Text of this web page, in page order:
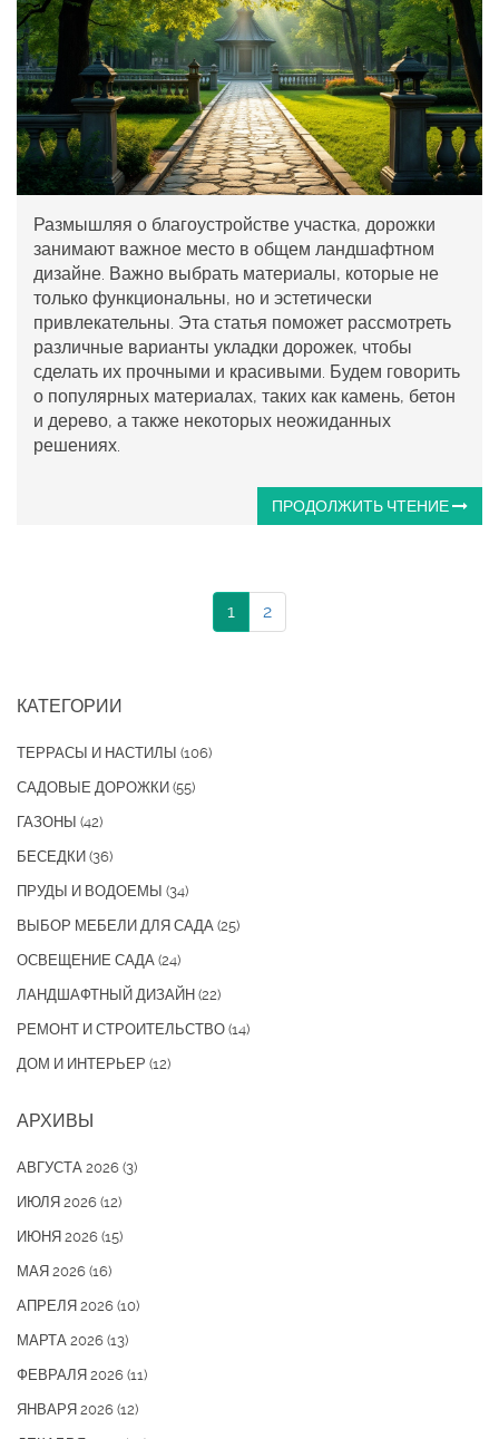
Размышляя о благоустройстве участка, дорожки
занимают важное место в общем ландшафтном
дизайне. Важно выбрать материалы, которые не
только функциональны, но и эстетически
привлекательны. Эта статья поможет рассмотреть
различные варианты укладки дорожек, чтобы
сделать их прочными и красивыми. Будем говорить
о популярных материалах, таких как камень, бетон
и дерево, а также некоторых неожиданных
решениях.
ПРОДОЛЖИТЬ ЧТЕНИЕ
1 2
КАТЕГОРИИ
ТЕРРАСЫ И НАСТИЛЫ (106)
САДОВЫЕ ДОРОЖКИ (55)
ГАЗОНЫ (42)
БЕСЕДКИ (36)
ПРУДЫ И ВОДОЕМЫ (34)
ВЫБОР МЕБЕЛИ ДЛЯ САДА (25)
ОСВЕЩЕНИЕ САДА (24)
ЛАНДШАФТНЫЙ ДИЗАЙН (22)
РЕМОНТ И СТРОИТЕЛЬСТВО (14)
ДОМ И ИНТЕРЬЕР (12)
АРХИВЫ
АВГУСТА 2026 (3)
ИЮЛЯ 2026 (12)
ИЮНЯ 2026 (15)
МАЯ 2026 (16)
АПРЕЛЯ 2026 (10)
МАРТА 2026 (13)
ФЕВРАЛЯ 2026 (11)
ЯНВАРЯ 2026 (12)